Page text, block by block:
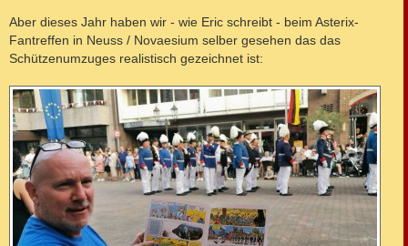
Aber dieses Jahr haben wir - wie Eric schreibt - beim Asterix-
Fantreffen in Neuss / Novaesium selber gesehen das das
Schützenumzuges realistisch gezeichnet ist: